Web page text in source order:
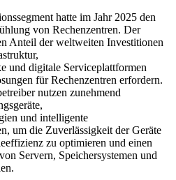
hatte im Jahr 2025 den
von Rechenzentren. Der
Anteil der weltweiten Investitionen
und digitale Serviceplattformen
für Rechenzentren erfordern.
nutzen zunehmend
und intelligente
um die Zuverlässigkeit der Geräte
zu optimieren und einen
Servern, Speichersystemen und